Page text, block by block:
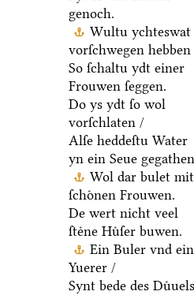
genoch.
Wultu ychteswat
vorſchwegen
So ſchaltu ydt einer
Frouwen ſeggen.
Do ys ydt ſo wol
vorſchlaten /
Alſe heddeſtu Water
yn ein Seue
Wol dar bulet mit
ſchoͤnen Frouwen.
De wert nicht veel
ſteͤne Huͤſer buwen.
Ein Buler vnd ein
Yuerer /
Synt bede des Duͤuels